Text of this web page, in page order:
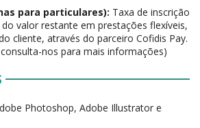
para particulares): Taxa de inscrição
valor restante em prestações flexíveis,
cliente, através do parceiro Cofidis Pay.
nos para mais informações)
Photoshop, Adobe Illustrator e